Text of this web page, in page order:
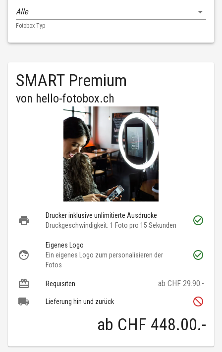
Alle
Fotobox Typ
SMART Premium
von hello-fotobox.ch
Drucker inklusive unlimitierte Ausdrucke
Druckgeschwindigkeit: 1 Foto pro 15 Sekunden
Eigenes Logo
Ein eigenes Logo zum personalisieren der
Fotos
Requisiten ab CHF 29.90.-
Lieferung hin und zurück
ab CHF 448.00.-